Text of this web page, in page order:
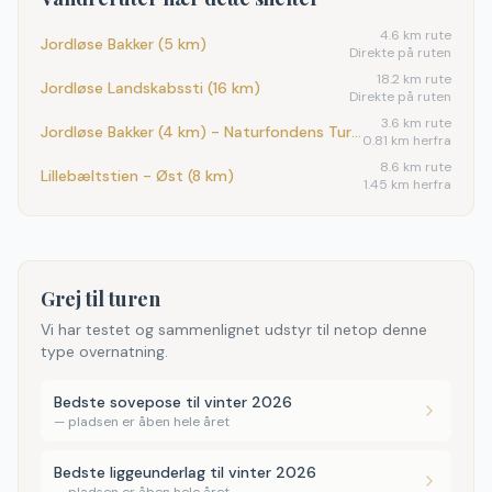
Jordløse Bakker (5 km) 4.6 km rute
Direkte på ruten
Jordløse Landskabssti (16 km) 18.2 km rute
Direkte på ruten
Jordløse Bakker (4 km) - Naturfondens Turforslag 3.6 km rute
0.81 km herfra
Lillebæltstien - Øst (8 km) 8.6 km rute
1.45 km herfra
Grej til turen
Vi har testet og sammenlignet udstyr til netop denne
type overnatning.
Bedste sovepose til vinter 2026
— pladsen er åben hele året
Bedste liggeunderlag til vinter 2026